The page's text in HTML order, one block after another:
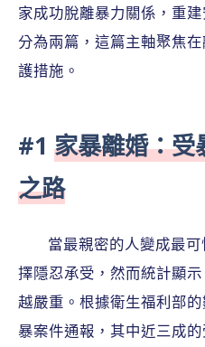
家成功脫離暴力關係，重
分為兩篇，這篇主軸聚焦
護措施。
#1 家暴離婚：受
之路
當最親密的人變成最
擇隱忍承受，然而統計顯
越嚴重。根據衛生福利部
暴案件通報，其中近三成